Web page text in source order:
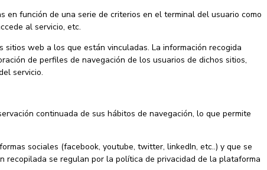
función de una serie de criterios en el terminal del usuario como
al servicio, etc.
web a los que están vinculadas. La información recogida
de perfiles de navegación de los usuarios de dichos sitios,
servicio.
continuada de sus hábitos de navegación, lo que permite
sociales (facebook, youtube, twitter, linkedIn, etc..) y que se
recopilada se regulan por la política de privacidad de la plataforma